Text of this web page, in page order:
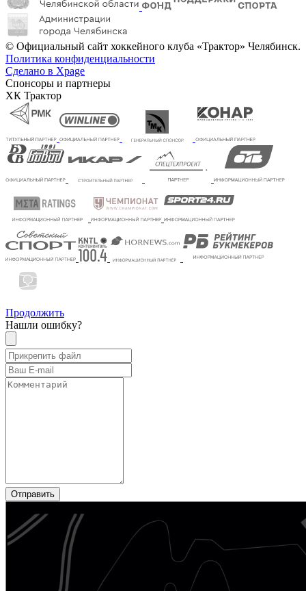
© Официальный сайт хоккейного клуба «Трактор» Челябинск.
Политика конфиденциальности
Сделано в Xpage
Спонсоры и партнеры
ХК Трактор
Продолжить
Нашли ошибку?